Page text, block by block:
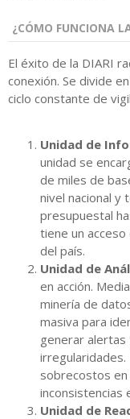
¿CÓMO FUNCIONA
El éxito de la DIARI
conexión. Se divide
ciclo constante de
Unidad de
unidad se
de miles de
nivel nacional y
presupuestal
tiene un
del país.
Unidad de
en acción.
minería de
masiva para
generar
sobrecostos
inconsistencias
Unidad de